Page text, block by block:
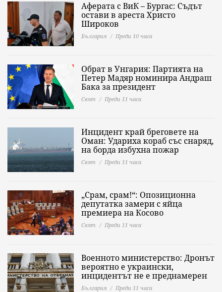
Аферата с ВиК – Бургас: Съдът
остави в ареста Христо
Широков
България Преди 10 часа
Обрат в Унгария: Партията на
Петер Мадяр номинира Андраш
Бака за президент
Свят Преди 11 часа
Инцидент край бреговете на
Оман: Удариха кораб със снаряд,
на борда избухна пожар
Свят Преди 11 часа
„Срам, срам!“: Опозиционна
депутатка замери с яйца
премиера на Косово
Свят Преди 11 часа
Военното министерство: Дронът
вероятно е украински,
инцидентът не е преднамерен
България Преди 11 часа